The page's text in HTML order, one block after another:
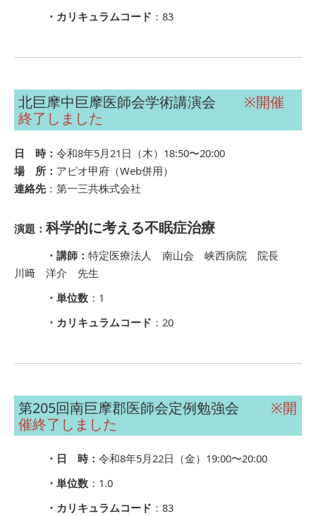
・カリキュラムコード ：83
北巨摩中巨摩医師会学術講演会 ※開催
終了しました
日 時： 令和8年5月21日（木）18:50〜20:00
場 所： アピオ甲府（Web併用）
連絡先：第一三共株式会社
演題： 科学的に考える不眠症治療
・講師： 特定医療法人 南山会 峡西病院 院長
川﨑 洋介 先生
・単位数 ：1
・カリキュラムコード ：20
第205回南巨摩郡医師会定例勉強会 ※開
催終了しました
・日 時： 令和8年5月22日（金）19:00〜20:00
・単位数 ：1.0
・カリキュラムコード ：83